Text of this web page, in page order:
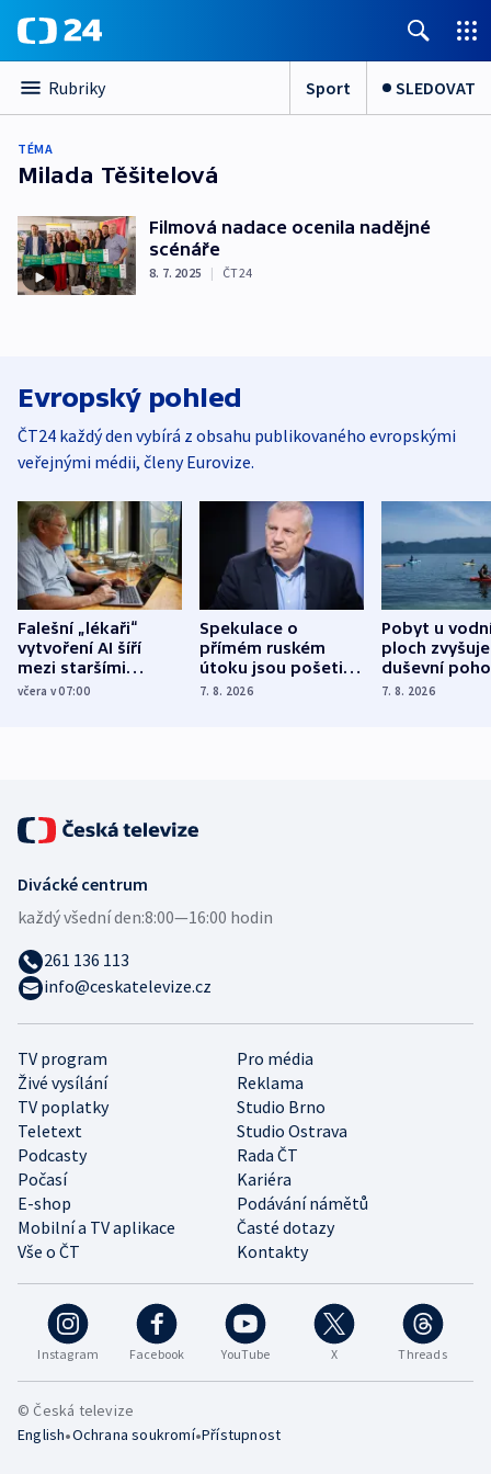
Rubriky Sport SLEDOVAT
TÉMA
Milada Těšitelová
Filmová nadace ocenila nadějné
scénáře
8. 7. 2025 | ČT24
Evropský pohled
ČT24 každý den vybírá z obsahu publikovaného evropskými
veřejnými médii, členy Eurovize.
Falešní „lékaři“
vytvoření AI šíří
mezi staršími
Poláky nebezpečné
včera v 07:00
Spekulace o
přímém ruském
útoku jsou pošetilé,
míní estonský
7. 8. 2026
Pobyt u
ploch zvyšuje
duševní
ukázala
7. 8. 2026
Instagram Facebook YouTube X Threads
TV program
Pro média
Živé vysílání
Reklama
TV poplatky
Studio Brno
Teletext
Studio Ostrava
Podcasty
Rada ČT
Počasí
Kariéra
E-shop
Podávání námětů
Mobilní a TV aplikace
Časté dotazy
Vše o ČT
Kontakty
Divácké centrum
každý všední den:8:00—16:00 hodin
261 136 113
info@ceskatelevize.cz
© Česká televize
English•Ochrana soukromí•Přístupnost